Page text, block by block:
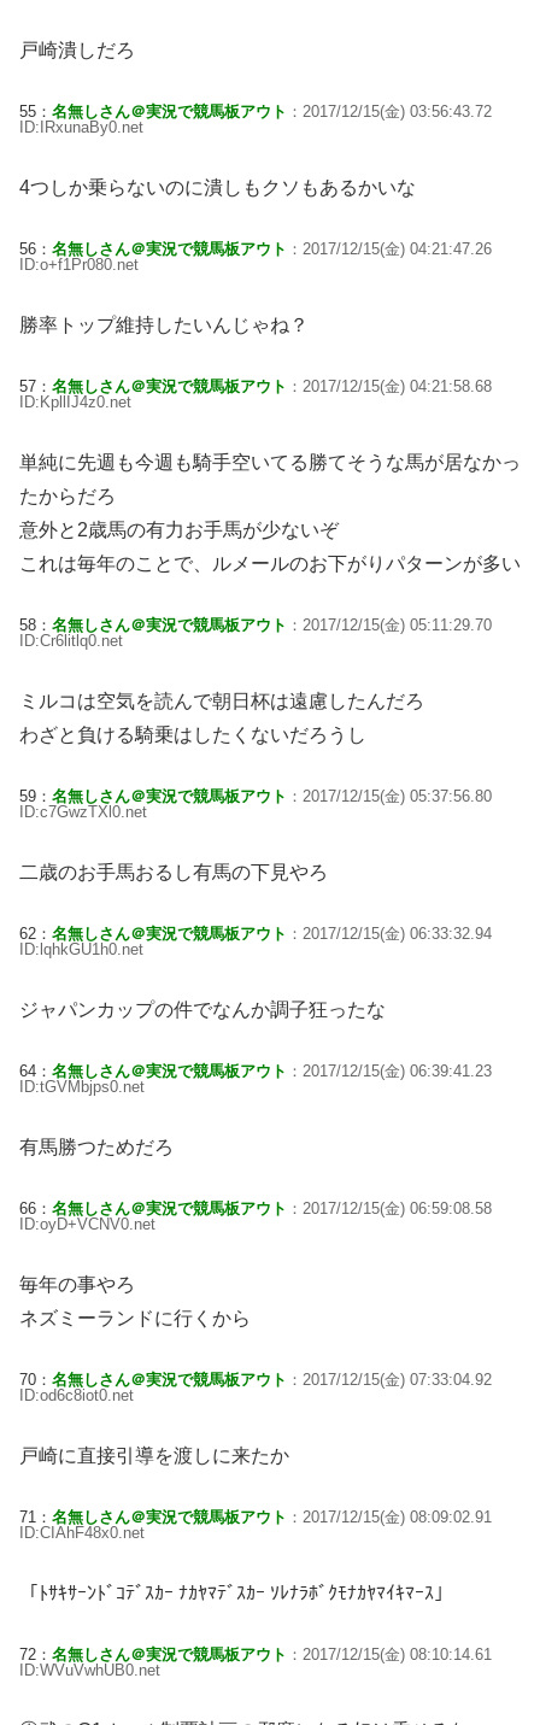
戸崎潰しだろ
55： 名無しさん＠実況で競馬板アウト ：2017/12/15(金) 03:56:43.72
ID:IRxunaBy0.net
4つしか乗らないのに潰しもクソもあるかいな
56： 名無しさん＠実況で競馬板アウト ：2017/12/15(金) 04:21:47.26
ID:o+f1Pr080.net
勝率トップ維持したいんじゃね？
57： 名無しさん＠実況で競馬板アウト ：2017/12/15(金) 04:21:58.68
ID:KpllIJ4z0.net
単純に先週も今週も騎手空いてる勝てそうな馬が居なかっ
たからだろ
意外と2歳馬の有力お手馬が少ないぞ
これは毎年のことで、ルメールのお下がりパターンが多い
58： 名無しさん＠実況で競馬板アウト ：2017/12/15(金) 05:11:29.70
ID:Cr6litlq0.net
ミルコは空気を読んで朝日杯は遠慮したんだろ
わざと負ける騎乗はしたくないだろうし
59： 名無しさん＠実況で競馬板アウト ：2017/12/15(金) 05:37:56.80
ID:c7GwzTXl0.net
二歳のお手馬おるし有馬の下見やろ
62： 名無しさん＠実況で競馬板アウト ：2017/12/15(金) 06:33:32.94
ID:lqhkGU1h0.net
ジャパンカップの件でなんか調子狂ったな
64： 名無しさん＠実況で競馬板アウト ：2017/12/15(金) 06:39:41.23
ID:tGVMbjps0.net
有馬勝つためだろ
66： 名無しさん＠実況で競馬板アウト ：2017/12/15(金) 06:59:08.58
ID:oyD+VCNV0.net
毎年の事やろ
ネズミーランドに行くから
70： 名無しさん＠実況で競馬板アウト ：2017/12/15(金) 07:33:04.92
ID:od6c8iot0.net
戸崎に直接引導を渡しに来たか
71： 名無しさん＠実況で競馬板アウト ：2017/12/15(金) 08:09:02.91
ID:CIAhF48x0.net
「ﾄｻｷｻｰﾝﾄﾞｺﾃﾞｽｶｰ ﾅｶﾔﾏﾃﾞｽｶｰ ｿﾚﾅﾗﾎﾞｸﾓﾅｶﾔﾏｲｷﾏｰｽ」
72： 名無しさん＠実況で競馬板アウト ：2017/12/15(金) 08:10:14.61
ID:WVuVwhUB0.net